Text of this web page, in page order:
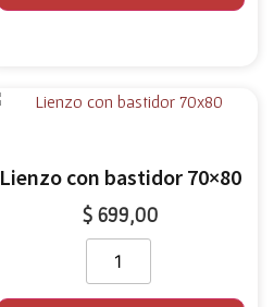
Lienzo con bastidor 70×80
$ 699,00